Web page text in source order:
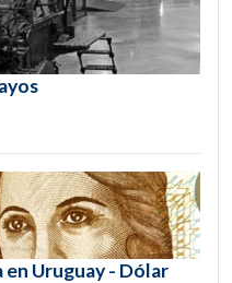
Uruguay - Dólar